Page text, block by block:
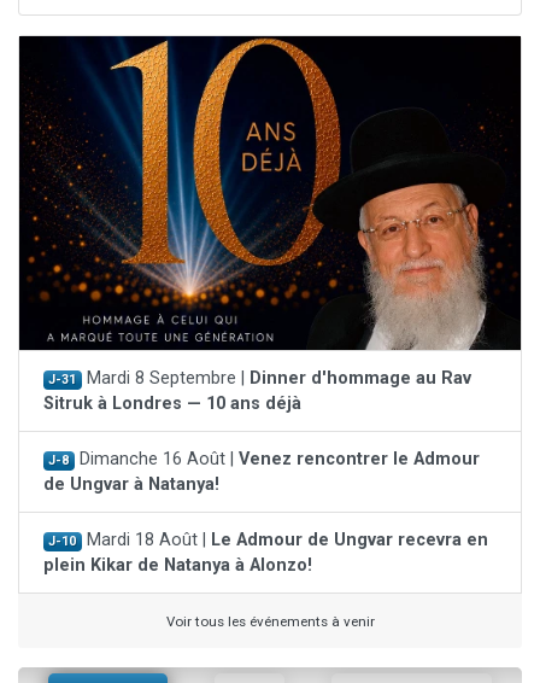
J-31 Mardi 8 Septembre |
Dinner d'hommage au Rav
Sitruk à Londres — 10 ans déjà
J-8 Dimanche 16 Août | Venez rencontrer le Admour
de Ungvar à Natanya!
J-10 Mardi 18 Août |
Le Admour de Ungvar recevra en
plein Kikar de Natanya à Alonzo!
Voir tous les événements à venir